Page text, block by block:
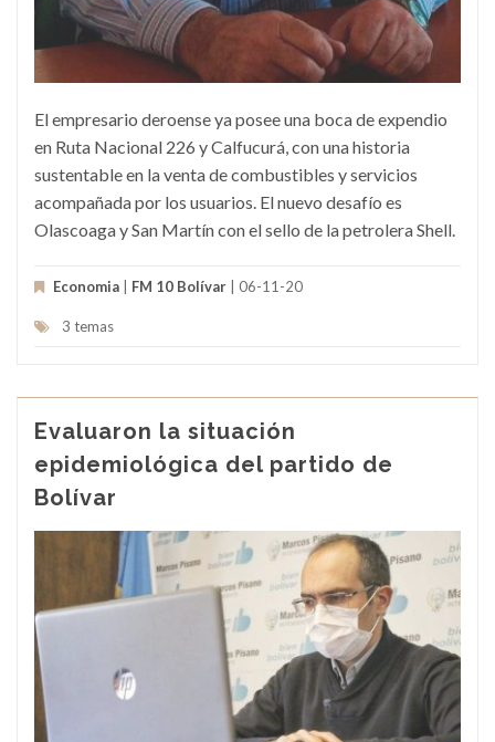
El empresario deroense ya posee una boca de expendio
en Ruta Nacional 226 y Calfucurá, con una historia
sustentable en la venta de combustibles y servicios
acompañada por los usuarios. El nuevo desafío es
Olascoaga y San Martín con el sello de la petrolera Shell.
Economia | FM 10 Bolívar | 06-11-20
3 temas
Evaluaron la situación
epidemiológica del partido de
Bolívar